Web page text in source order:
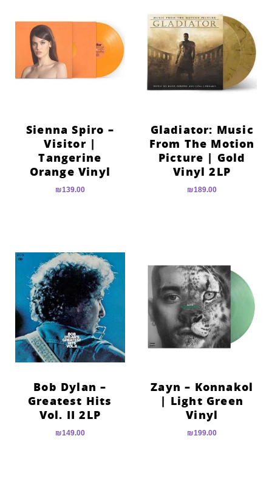
Gladiator: Music
From The Motion
Picture | Gold
Vinyl 2LP
₪189.00
Sienna Spiro –
Visitor |
Tangerine
Orange Vinyl
₪139.00
Zayn – Konnakol
| Light Green
Vinyl
₪199.00
Bob Dylan –
Greatest Hits
Vol. II 2LP
₪149.00